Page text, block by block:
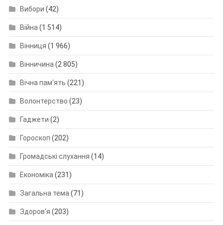
Вибори (42)
Війна(1 514)
Вінниця (1 966)
Вінничина(2 805)
Вічна пам'ять (221)
Волонтерство (23)
Гаджети (2)
Гороскоп (202)
Громадські слухання (14)
Економіка(231)
Загальна тема(71)
Здоров'я (203)